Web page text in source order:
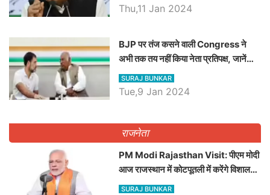
Thu,11 Jan 2024
BJP पर तंज कसने वाली Congress ने
अभी तक तय नहीं किया नेता प्रतिपक्ष, जानें
कौन होगा दावेदार
SURAJ BUNKAR
Tue,9 Jan 2024
राजनेता
PM Modi Rajasthan Visit: पीएम मोदी
आज राजस्थान में कोटपूतली में करेंगे विशाल
रैली, एक सभा से 8 सीटों पर साधेगें निशाना
SURAJ BUNKAR